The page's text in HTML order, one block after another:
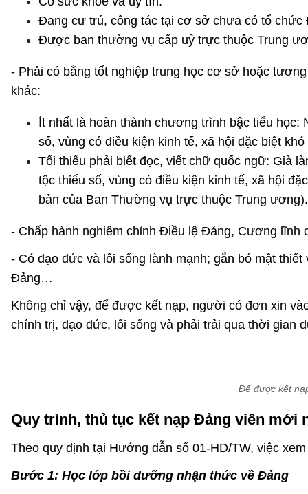
Đang cư trú, công tác tại cơ sở chưa có tổ
Được ban thường vụ cấp uỷ trực thuộc Trung
- Phải có bằng tốt nghiệp trung học cơ sở hoặc
khác:
Ít nhất là hoàn thành chương trình bậc tiểu
số, vùng có điều kiện kinh tế, xã hội đặc biệt
Tối thiểu phải biết đọc, viết chữ quốc ngữ: Già
tộc thiểu số, vùng có điều kiện kinh tế, xã hội
bản của Ban Thường vụ trực thuộc Trung ương).
- Chấp hành nghiêm chỉnh Điều lệ Đảng, Cương
- Có đạo đức và lối sống lành mạnh; gắn bó mật
Đảng…
Không chỉ vậy, để được kết nạp, người có đơn xin
chính trị, đạo đức, lối sống và phải trải qua thời
Để được kết
Quy trình, thủ tục kết nạp Đảng viên mới
Theo quy định tại Hướng dẫn số 01-HD/TW, việc
Bước 1: Học lớp bồi dưỡng nhận thức về Đảng